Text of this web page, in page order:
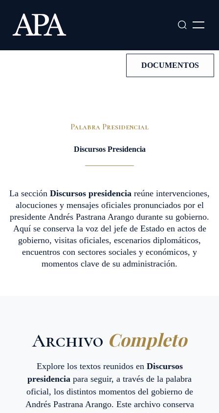
contenido
DOCUMENTOS
Palabra Presidencial
Discursos Presidencia
La sección Discursos presidencia reúne intervenciones,
alocuciones y mensajes oficiales pronunciados por el
presidente Andrés Pastrana Arango durante su gobierno.
Aquí se conserva la voz del jefe de Estado en actos de
gobierno, visitas oficiales, escenarios diplomáticos,
encuentros con sectores sociales y económicos, y
momentos clave de su administración.
Archivo Completo
Explore los textos reunidos en Discursos
presidencia para seguir, a través de la palabra
oficial, los distintos momentos del gobierno de
Andrés Pastrana Arango. Este archivo conserva